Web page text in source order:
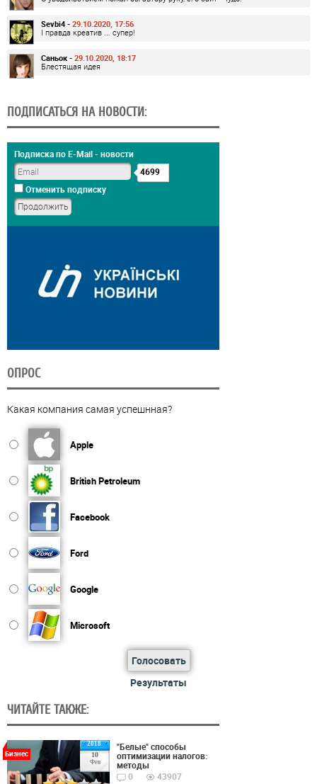
Sevbi4 - 29.10.2020, 17:56
І правда креатив ... супер!
Саньок - 29.10.2020, 18:17
Блестящая идея
ПОДПИСАТЬСЯ НА НОВОСТИ:
Подписка по E-Mail - новости
4699
Отменить подписку
ОПРОС
Какая компания самая успешнная?
Apple
British Petroleum
Facebook
Ford
Google
Microsoft
Голосовать
Результаты
ЧИТАЙТЕ ТАКЖЕ:
2018
10
Фев
Бизнес
"Белые" способы
оптимизации налогов:
методы
0
43907